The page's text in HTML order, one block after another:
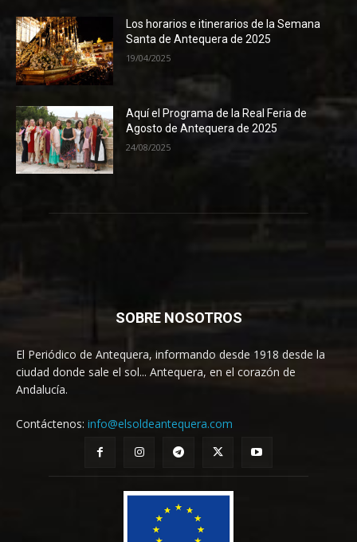
Los horarios e itinerarios de la Semana
Santa de Antequera de 2025
19/04/2025
Aquí el Programa de la Real Feria de
Agosto de Antequera de 2025
24/08/2025
SOBRE NOSOTROS
El Periódico de Antequera, informando desde 1918 desde la
ciudad donde sale el sol... Antequera, en el corazón de
Andalucía.
Contáctenos: info@elsoldeantequera.com